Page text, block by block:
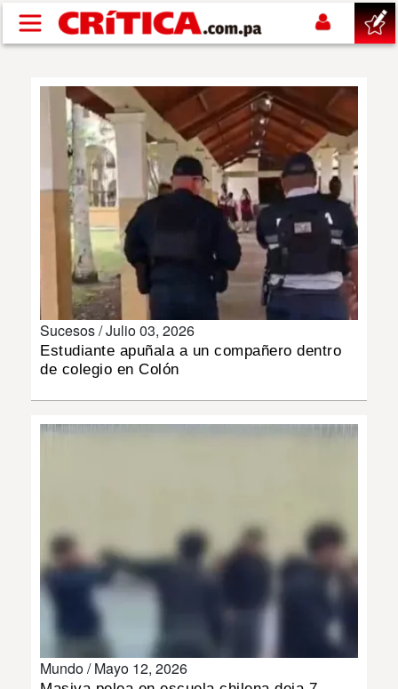
Pasar al contenido principal
SUCESOS
NACIONAL
DEPORTES
INSÓLITAS
IMPRESO
Sucesos /Julio 03, 2026
Estudiante apuñala a un compañero dentro
de colegio en Colón
Mundo /Mayo 12, 2026